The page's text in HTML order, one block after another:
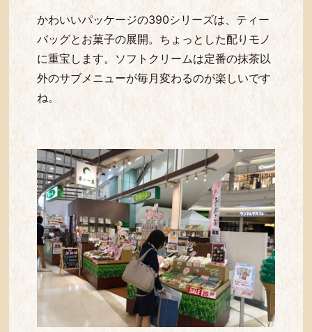
かわいいパッケージの390シリーズは、ティー
バッグとお菓子の展開。ちょっとした配りモノ
に重宝します。ソフトクリームは定番の抹茶以
外のサブメニューが毎月変わるのが楽しいです
ね。